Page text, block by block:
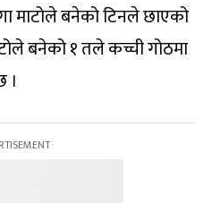
माटोले बनेको टिनले छाएको
बनेको १ तले कच्ची गोठमा
।